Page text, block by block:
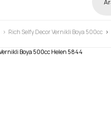
Rich Selfy Decor Vernikli Boya 500cc